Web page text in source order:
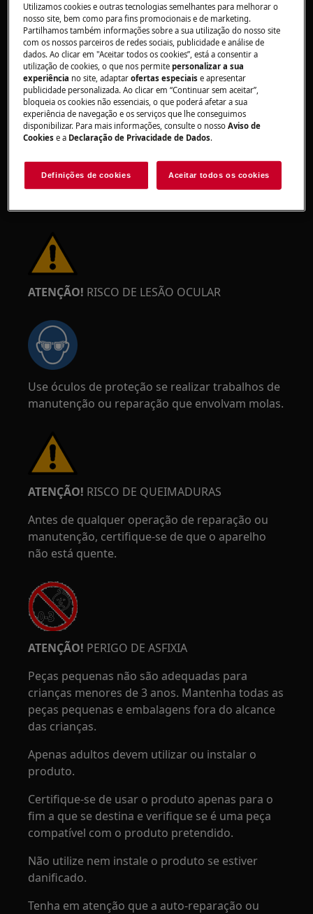
ATENÇÃO!RISCO DE LESÃO
Tenha sempre cuidado ao mover
eletrodomésticos. Para os aparelhos pesados é
mais seguro que sejam duas pessoas a movê-
segurança. Use luvas de proteção em todos os
momentos para se proteger de cortes
ATENÇÃO! RISCO DE LESÃO OCULAR
Use óculos de proteção se realizar trabalhos de
manutenção ou reparação que envolvam molas.
ATENÇÃO! RISCO DE QUEIMADURAS
Antes de qualquer operação de reparação ou
manutenção, certifique-se de que o aparelho
não está quente.
ATENÇÃO! PERIGO DE ASFIXIA
Peças pequenas não são adequadas para
crianças menores de 3 anos. Mantenha todas as
peças pequenas e embalagens fora do alcance
das crianças.
Apenas adultos devem utilizar ou instalar o
produto.
Certifique-se de usar o produto apenas para o
fim a que se destina e verifique se é uma peça
compatível com o produto pretendido.
Não utilize nem instale o produto se estiver
danificado.
Tenha em atenção que a auto-reparação ou
Utilizamos cookies e outras tecnologias semelhantes para melhorar o
nosso site, bem como para fins promocionais e de marketing.
Partilhamos também informações sobre a sua utilização do nosso site
com os nossos parceiros de redes sociais, publicidade e análise de
dados. Ao clicar em "Aceitar todos os cookies”, está a consentir a
utilização de cookies, o que nos permitepersonalizar a sua
experiência no site, adaptarofertas especiaise apresentar
publicidade personalizada. Ao clicar em “Continuar sem aceitar”,
bloqueia os cookies não essenciais, o que poderá afetar a sua
experiência de navegação e os serviços que lhe conseguimos
disponibilizar. Para mais informações, consulte o nossoAviso de
Cookies e a Declaração de Privacidade de Dados.
Definições de cookies Aceitar todos os cookies